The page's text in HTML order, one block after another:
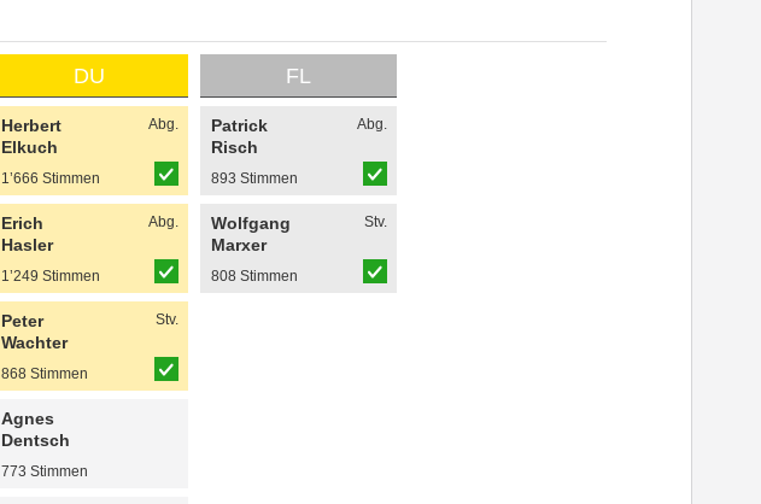
DU
Herbert
Elkuch
Abg.
1’666 Stimmen
Erich
Hasler
Abg.
1’249 Stimmen
Peter
Wachter
Stv.
868 Stimmen
Agnes
Dentsch
773 Stimmen
FL
Patrick
Risch
Abg.
893 Stimmen
Wolfgang
Marxer
Stv.
808 Stimmen